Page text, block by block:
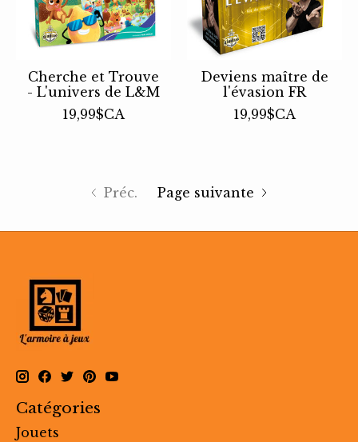
Cherche et Trouve
- L'univers de L&M
19,99$CA
Deviens maître de
l'évasion FR
19,99$CA
Préc. Page suivante
Catégories
Jouets